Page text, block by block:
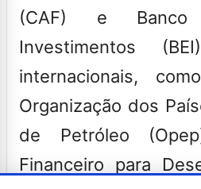
(CAF) e Banco
Investimentos
internacionais,
Organização dos
de Petróleo
Financeiro para